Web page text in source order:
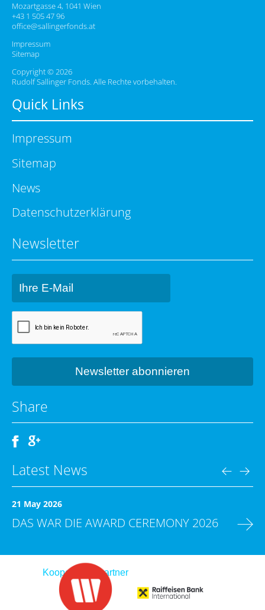
Mozartgasse 4, 1041 Wien
+43 1 505 47 96
office@sallingerfonds.at
Impressum
Sitemap
Copyright © 2026
Rudolf Sallinger Fonds. Alle Rechte vorbehalten.
Quick Links
Impressum
Sitemap
News
Datenschutzerklärung
Newsletter
Share
Latest News
21 May 2026
DAS WAR DIE AWARD CEREMONY 2026
Kooperationspartner